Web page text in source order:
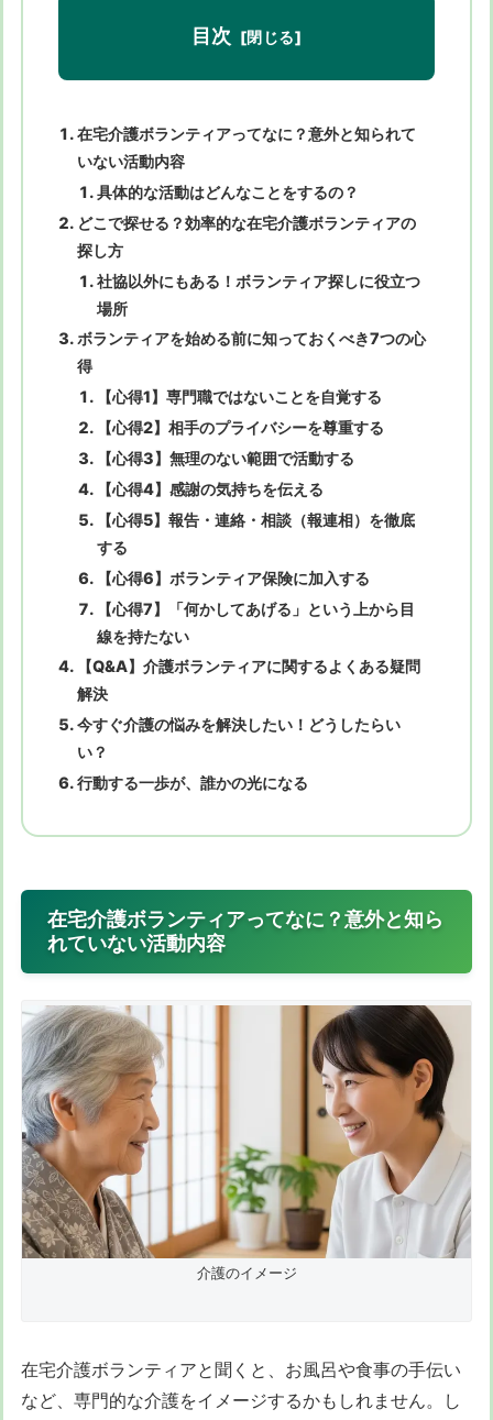
目次
在宅介護ボランティアってなに？意外と知られて
いない活動内容
具体的な活動はどんなことをするの？
どこで探せる？効率的な在宅介護ボランティアの
探し方
社協以外にもある！ボランティア探しに役立つ
場所
ボランティアを始める前に知っておくべき7つの心
得
【心得1】専門職ではないことを自覚する
【心得2】相手のプライバシーを尊重する
【心得3】無理のない範囲で活動する
【心得4】感謝の気持ちを伝える
【心得5】報告・連絡・相談（報連相）を徹底
する
【心得6】ボランティア保険に加入する
【心得7】「何かしてあげる」という上から目
線を持たない
【Q&A】介護ボランティアに関するよくある疑問
解決
今すぐ介護の悩みを解決したい！どうしたらい
い？
行動する一歩が、誰かの光になる
在宅介護ボランティアってなに？意外と知ら
れていない活動内容
介護のイメージ
在宅介護ボランティアと聞くと、お風呂や食事の手伝い
など、専門的な介護をイメージするかもしれません。し